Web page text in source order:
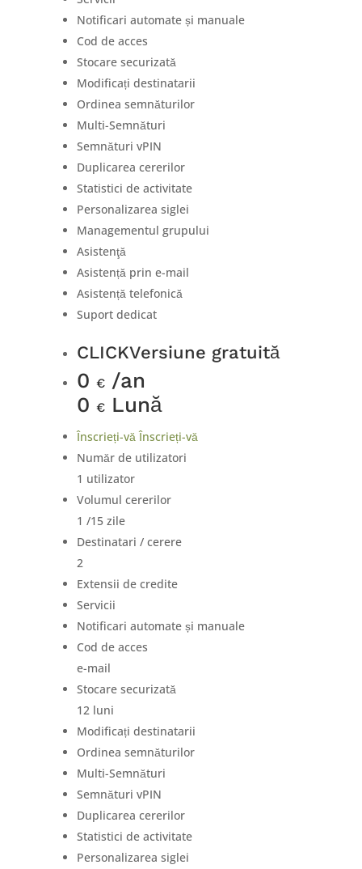
Notificari automate și manuale
Cod de acces
Stocare securizată
Modificați destinatarii
Ordinea semnăturilor
Multi-Semnături
Semnături vPIN
Duplicarea cererilor
Statistici de activitate
Personalizarea siglei
Managementul grupului
Asistenţă
Asistență prin e-mail
Asistență telefonică
Suport dedicat
CLICKVersiune gratuită
0 € /an
0 € Lună
Înscrieți-vă Înscrieți-vă
Număr de utilizatori
1 utilizator
Volumul cererilor
1 /15 zile
Destinatari / cerere
2
Extensii de credite
Servicii
Notificari automate și manuale
Cod de acces
e-mail
Stocare securizată
12 luni
Modificați destinatarii
Ordinea semnăturilor
Multi-Semnături
Semnături vPIN
Duplicarea cererilor
Statistici de activitate
Personalizarea siglei